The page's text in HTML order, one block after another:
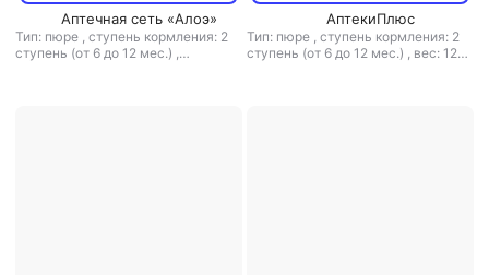
Аптечная сеть «Алоэ»
Тип: пюре , ступень кормления: 2
ступень (от 6 до 12 мес.) ,
АптекиПлюс
Тип: пюре , ступень кормления: 2
ступень (от 6 до 12 мес.) , вес: 125